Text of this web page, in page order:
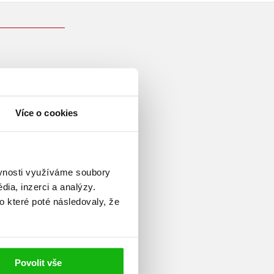
Více o cookies
využíváme soubory
inzerci a analýzy.
které poté následovaly, že
Povolit vše
mj. jako analytička v
Bergmanovou, která od
autorka ještě knihy o